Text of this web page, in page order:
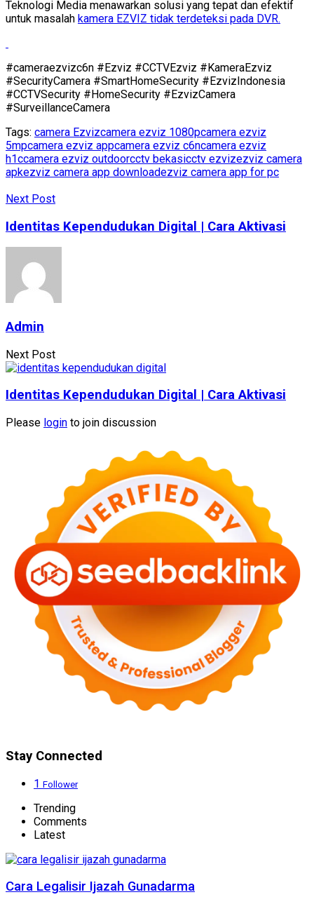
Teknologi Media menawarkan solusi yang tepat dan efektif
untuk masalah kamera EZVIZ tidak terdeteksi pada DVR.
#cameraezvizc6n #Ezviz #CCTVEzviz #KameraEzviz
#SecurityCamera #SmartHomeSecurity #EzvizIndonesia
#CCTVSecurity #HomeSecurity #EzvizCamera
#SurveillanceCamera
Tags: camera Ezvizcamera ezviz 1080pcamera ezviz
5mpcamera ezviz appcamera ezviz c6ncamera ezviz
h1ccamera ezviz outdoorcctv bekasicctv ezvizezviz camera
apkezviz camera app downloadezviz camera app for pc
Next Post
Identitas Kependudukan Digital | Cara Aktivasi
Admin
Next Post
Identitas Kependudukan Digital | Cara Aktivasi
Please login to join discussion
Stay Connected
1 Follower
Trending
Comments
Latest
Cara Legalisir Ijazah Gunadarma